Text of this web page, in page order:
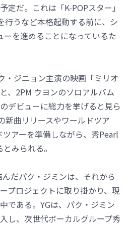
定だ。これは「K-POPスター」
行うなど本格起動する前に、シ
を進めることになっているた
・ジニョン主演の映画「ミリオ
、2PM ウヨンのソロアルバム
デビューに総力を挙げると見ら
新曲リリースやワールドツア
アーを準備しながら、秀Pearl
みられる。
だパク・ジミンは、それから
プロジェクトに取り掛かり、現
である。YGは、パク・ジミン
し、次世代ボーカルグループ秀